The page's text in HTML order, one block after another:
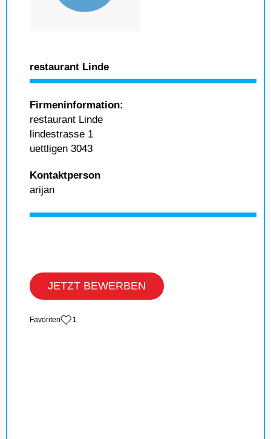
restaurant Linde
Firmeninformation:
restaurant Linde
lindestrasse 1
uettligen 3043
Kontaktperson
arijan
JETZT BEWERBEN
‏Favoriten 1